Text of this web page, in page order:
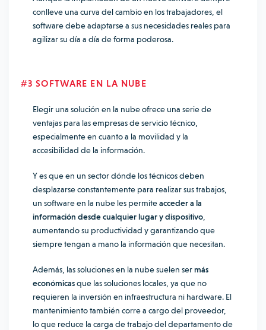
conlleve una curva del cambio en los trabajadores , el
software debe adaptarse a sus necesidades reales para
agilizar su día a día de forma poderosa.
#3 SOFTWARE EN LA NUBE
Elegir una solución en la nube ofrece una serie de
ventajas para las empresas de servicio técnico,
especialmente en cuanto a la movilidad y la
accesibilidad de la información.
Y es que en un sector dónde los técnicos deben
desplazarse constantemente para realizar sus trabajos,
un software en la nube les permiteacceder a la
información desde cualquier lugar y dispositivo
aumentando su productividad y garantizando que
siempre tengan a mano la información que necesitan.
Además, las soluciones en la nube suelen sermás
económicasque las soluciones locales, ya que no
requieren la inversión en infraestructura ni hardware. El
mantenimiento también corre a cargo del proveedor,
lo que reduce la carga de trabajo del departamento de